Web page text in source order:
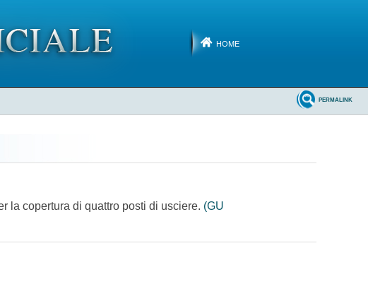
HOME
PERMALINK
la copertura di quattro posti di usciere. (GU